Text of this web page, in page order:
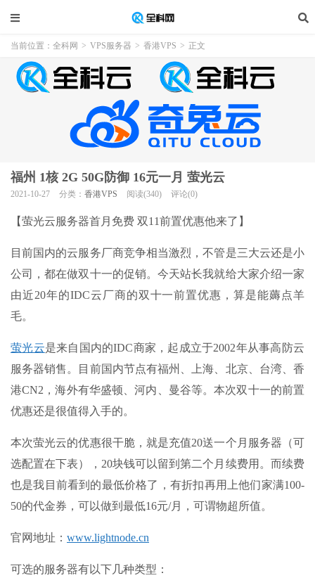
当前位置： 全科网 > VPS服务器 > 香港VPS > 正文
福州 1核 2G 50G防御 16元一月 萤光云
2021-10-27 分类： 香港VPS 阅读(340) 评论(0)
【萤光云服务器首月免费 双11前置优惠他来了】
目前国内的云服务厂商竞争相当激烈，不管是三大云还是小
公司，都在做双十一的促销。今天站长我就给大家介绍一家
由近20年的IDC云厂商的双十一前置优惠，算是能薅点羊
毛。
萤光云是来自国内的IDC商家，起成立于2002年从事高防云
服务器销售。目前国内节点有福州、上海、北京、台湾、香
港CN2，海外有华盛顿、河内、曼谷等。本次双十一的前置
优惠还是很值得入手的。
本次萤光云的优惠很干脆，就是充值20送一个月服务器（可
选配置在下表），20块钱可以留到第二个月续费用。而续费
也是我目前看到的最低价格了，有折扣再用上他们家满100-
50的代金券，可以做到最低16元/月，可谓物超所值。
官网地址： www.lightnode.cn
可选的服务器有以下几种类型：